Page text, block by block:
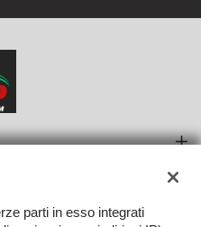
parti in esso integrati